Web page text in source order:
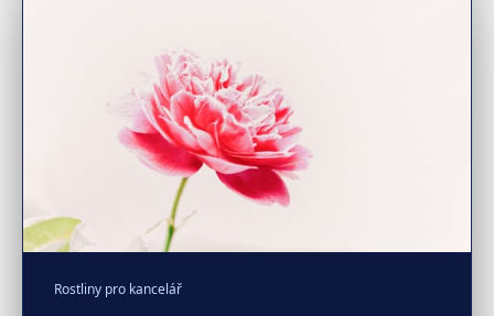
Rostliny pro kancelář